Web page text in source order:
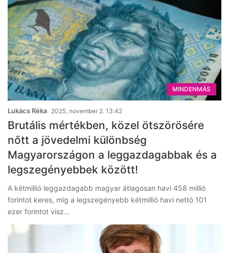
MINDENMÁS
Lukács Réka 2025, november 2. 13:42
Brutális mértékben, közel ötszörösére
nőtt a jövedelmi különbség
Magyarországon a leggazdagabbak és a
legszegényebbek között!
A kétmillió leggazdagabb magyar átlagosan havi 458 millió
forintot keres, míg a legszegényebb kétmillió havi nettó 101
ezer forintot visz…